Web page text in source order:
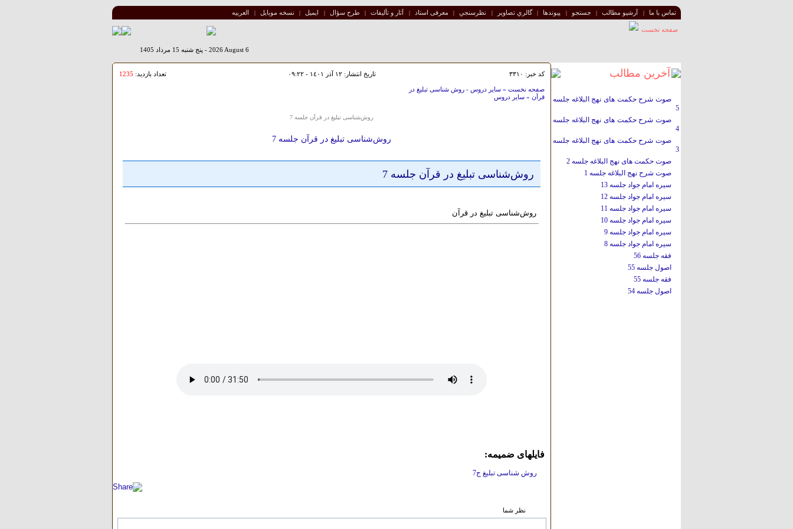
تماس با ما | آرشیو مطالب | جستجو | پيوندها | گالري تصاوير | نظرسنجي | معرفی استاد | آثار و تألیفات | طرح سؤال | ایمیل | نسخه موبایل | العربیه
صفحه نخست
2026 August 6
- پنج شنبه 15 مرداد 1405
کد خبر: ٣٣١٠ تاریخ انتشار: ١٢ آذر ١٤٠١ - ٠٩:٢٢ تعداد بازدید: 1235
صفحه نخست »سایر دروس - روش شناسی تبلیغ در
قرآن »سایر دروس
روش‌شناسی تبلیغ در قرآن جلسه 7
روش‌شناسی تبلیغ در قرآن جلسه 7
روش‌شناسی تبلیغ در قرآن جلسه 7
روش‌شناسی تبلیغ در قرآن
فایلهای ضمیمه:
روش شناسی تبلیغ ج7
نظر شما
آخرین مطالب
صوت شرح حکمت های نهج البلاغه جلسه
5
صوت شرح حکمت های نهج البلاغه جلسه
4
صوت شرح حکمت های نهج البلاغه جلسه
3
صوت حکمت های نهج البلاغه جلسه 2
صوت شرح نهج البلاغه جلسه 1
سیره امام جواد جلسه 13
سیره امام جواد جلسه 12
سیره امام جواد جلسه 11
سیره امام جواد جلسه 10
سیره امام جواد جلسه 9
سیره امام جواد جلسه 8
فقه جلسه 56
اصول جلسه 55
فقه جلسه 55
اصول جلسه 54